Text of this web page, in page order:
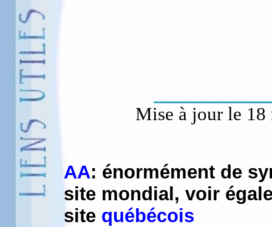
Mise à jour le
AA: énormément de
site mondial, voir
site québécois